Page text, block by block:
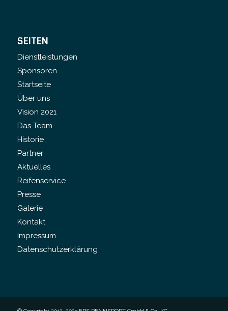
SEITEN
Dienstleistungen
Sponsoren
Startseite
Über uns
Vision 2021
Das Team
Historie
Partner
Aktuelles
Reifenservice
Presse
Galerie
Kontakt
Impressum
Datenschutzerklärung